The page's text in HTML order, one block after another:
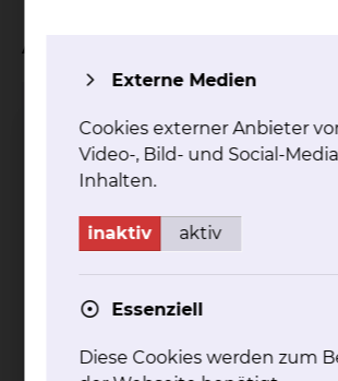
Ansprechpartner
Christine Wolnik
Tel.:+49 531 595 2224
Externe Medien
Cookies externer Anbieter
Video-, Bild- und Social-
Inhalten.
inaktiv aktiv
Essenziell
Diese Cookies werden zum